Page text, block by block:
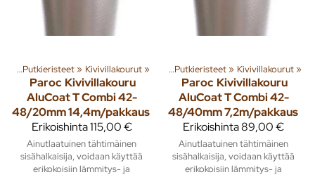
‪» Putkieristeet‪» Kivivillakourut‪»
Paroc Kivivillakouru
AluCoat T Combi 42-
48/20mm 14,4m/pakkaus
Erikoishinta115,00 €
Ainutlaatuinen tähtimäinen
sisähalkaisija, voidaan käyttää
erikokoisiin lämmitys- ja
ja tuotteita‪» Rakenna‪»Käyttövesi ‪» Putkieristeet‪» Kivivillakourut‪»
Paroc Kivivillakouru
AluCoat T Combi 42-
48/40mm 7,2m/pakkaus
Erikoishinta89,00 €
Ainutlaatuinen tähtimäinen
sisähalkaisija, voidaan käyttää
erikokoisiin lämmitys- ja